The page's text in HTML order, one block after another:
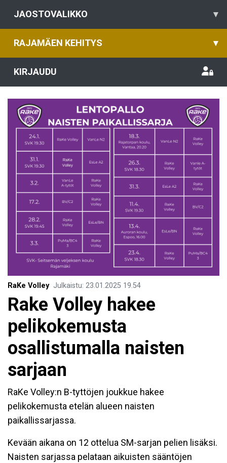
JAOSTOVALIKKO ▾
RAJAMÄEN KEHITYS ▾
KIRJAUDU
RaKe Volley Julkaistu: 23.01.2025 19.54
Rake Volley hakee
pelikokemusta
osallistumalla naisten
sarjaan
RaKe Volley:n B-tyttöjen joukkue hakee
pelikokemusta etelän alueen naisten
paikallissarjassa.
Kevään aikana on 12 ottelua SM-sarjan pelien lisäksi.
Naisten sarjassa pelataan aikuisten sääntöjen